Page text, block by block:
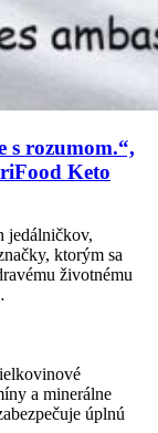
s rozumom.“,
Keto
jedálničkov,
ktorým sa
životnému
a minerálne
úplnú